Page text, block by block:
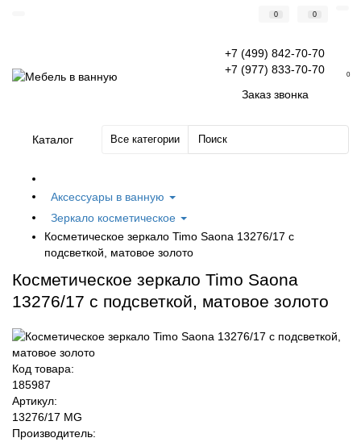
0 0
+7 (499) 842-70-70
+7 (977) 833-70-70
Заказ звонка
0
Каталог Все категории
Аксессуары в ванную
Зеркало косметическое
Косметическое зеркало Timo Saona 13276/17 с
подсветкой, матовое золото
Косметическое зеркало Timo Saona
13276/17 с подсветкой, матовое золото
Код товара:
185987
Артикул:
13276/17 MG
Производитель: